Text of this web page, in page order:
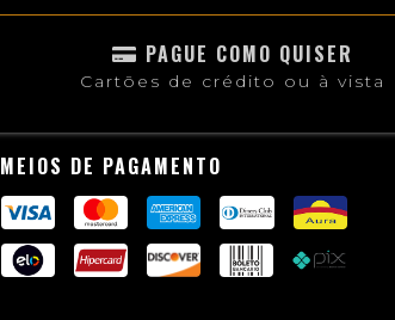
PAGUE COMO QUISER
Cartões de crédito ou à vista
MEIOS DE PAGAMENTO